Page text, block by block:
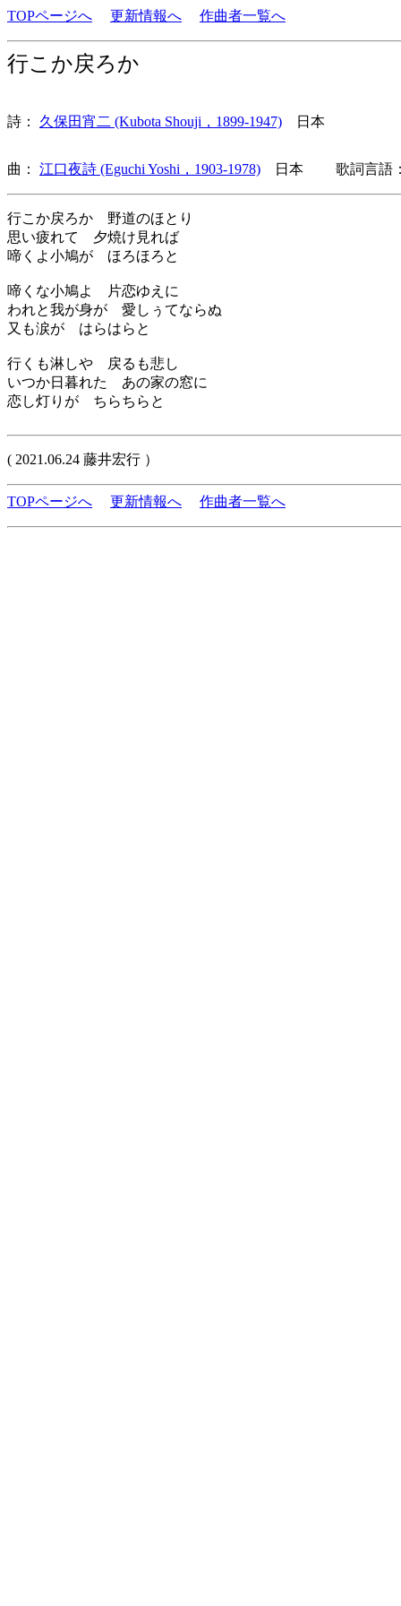
TOPページへ 更新情報へ 作曲者一覧へ
行こか戻ろか
詩： 久保田宵二 (Kubota Shouji，1899-1947) 日本
曲： 江口夜詩 (Eguchi Yoshi，1903-1978) 日本 歌詞言語：
行こか戻ろか 野道のほとり
思い疲れて 夕焼け見れば
啼くよ小鳩が ほろほろと
啼くな小鳩よ 片恋ゆえに
われと我が身が 愛しぅてならぬ
又も涙が はらはらと
行くも淋しや 戻るも悲し
いつか日暮れた あの家の窓に
恋し灯りが ちらちらと
( 2021.06.24 藤井宏行 ）
TOPページへ 更新情報へ 作曲者一覧へ